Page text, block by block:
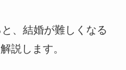
、結婚が難しくなる
説します。